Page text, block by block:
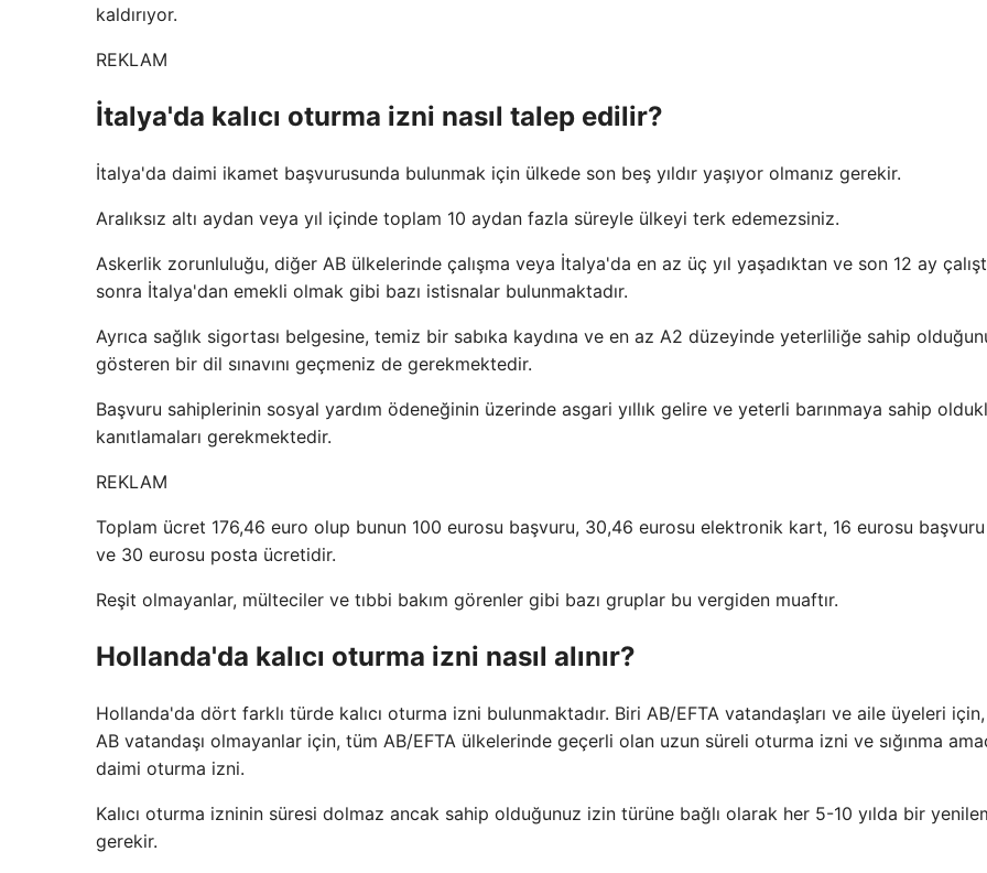
kaldırıyor.
REKLAM
İtalya'da kalıcı oturma izni nasıl talep edilir?
İtalya'da daimi ikamet başvurusunda bulunmak için ülkede son beş yıldır yaşıyor olmanız gerekir.
Aralıksız altı aydan veya yıl içinde toplam 10 aydan fazla süreyle ülkeyi terk edemezsiniz.
Askerlik zorunluluğu, diğer AB ülkelerinde çalışma veya İtalya'da en az üç yıl yaşadıktan ve son 12 ay
sonra İtalya'dan emekli olmak gibi bazı istisnalar bulunmaktadır.
Ayrıca sağlık sigortası belgesine, temiz bir sabıka kaydına ve en az A2 düzeyinde yeterliliğe sahip
gösteren bir dil sınavını geçmeniz de gerekmektedir.
Başvuru sahiplerinin sosyal yardım ödeneğinin üzerinde asgari yıllık gelire ve yeterli barınmaya sahip
kanıtlamaları gerekmektedir.
REKLAM
Toplam ücret 176,46 euro olup bunun 100 eurosu başvuru, 30,46 eurosu elektronik kart, 16 eurosu
ve 30 eurosu posta ücretidir.
Reşit olmayanlar, mülteciler ve tıbbi bakım görenler gibi bazı gruplar bu vergiden muaftır.
Hollanda'da kalıcı oturma izni nasıl alınır?
Hollanda'da dört farklı türde kalıcı oturma izni bulunmaktadır. Biri AB/EFTA vatandaşları ve aile üyeleri
AB vatandaşı olmayanlar için, tüm AB/EFTA ülkelerinde geçerli olan uzun süreli oturma izni ve sığınma
daimi oturma izni.
Kalıcı oturma izninin süresi dolmaz ancak sahip olduğunuz izin türüne bağlı olarak her 5-10 yılda bir
gerekir.